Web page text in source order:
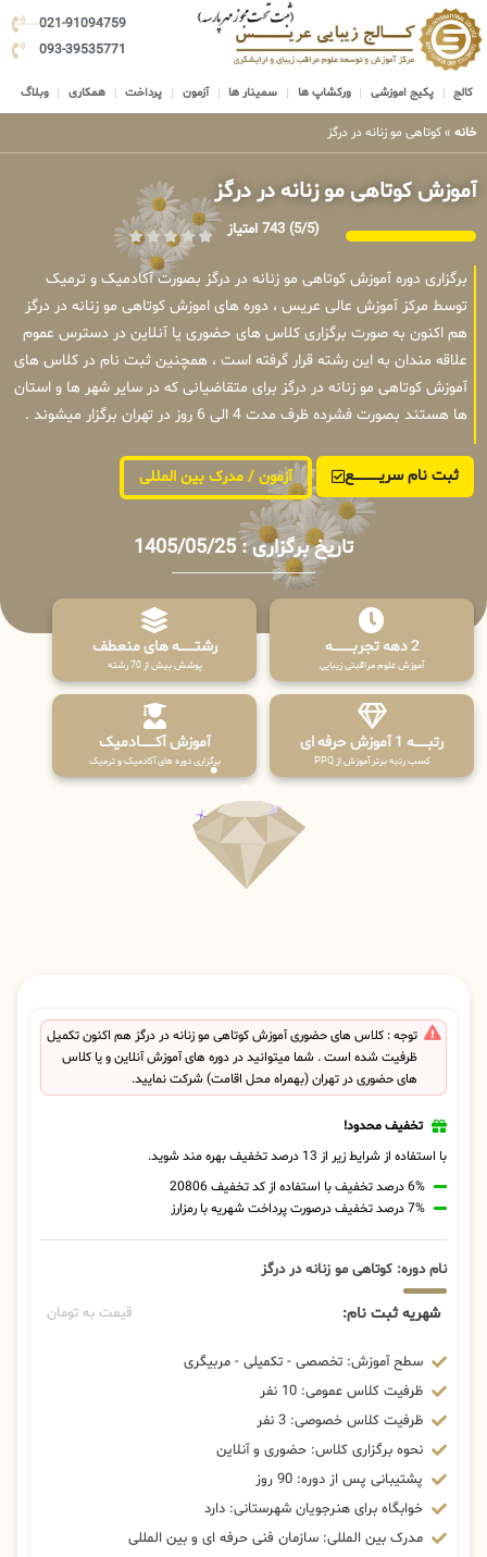
021-91094759
093-39535771
کالج پکیج اموزشی ورکشاپ ها سمینار ها آزمون پرداخت همکاری وبلاگ
خانه» کوتاهی مو زنانه در درگز
آموزش کوتاهی مو زنانه در درگز
743 امتیاز
برگزاری دوره آموزش کوتاهی مو زنانه در درگز بصورت آکادمیک و ترمیک
توسط مرکز آموزش عالی عریس ، دوره های اموزش کوتاهی مو زنانه در درگز
هم اکنون به صورت برگزاری کلاس های حضوری یا آنلاین در دسترس عموم
علاقه مندان به این رشته قرار گرفته است ، همچنین ثبت نام در کلاس های
آموزش کوتاهی مو زنانه در درگز برای متقاضیانی که در سایر شهر ها و استان
ها هستند بصورت فشرده ظرف مدت 4 الی 6 روز در تهران برگزار میشوند .
ثبت نام سریــــــــــــع آزمون / مدرک بین المللی
تاریخ برگزاری : 1405/05/25
آموزش علوم مراقبتی زیبایی
رشتـــــــه های منعطف
پوشش بیش از 70 رشته
رتبــــــه 1 آموزش حرفه ای
کسب رتبه برتر آموزش از PPQ
آموزش آکـــــــادمیک
برگزاری دوره های آکادمیک و ترمیک
توجه : کلاس های حضوری آموزش کوتاهی مو زنانه در درگز هم اکنون تکمیل
ظرفیت شده است . شما میتوانید در دوره های آموزش آنلاین و یا کلاس
های حضوری در تهران (بهمراه محل اقامت) شرکت نمایید.
تخفیف محدود!
با استفاده از شرایط زیر از 13 درصد تخفیف بهره مند شوید.
6% درصد تخفیف با استفاده از کد تخفیف 20806
7% درصد تخفیف درصورت پرداخت شهریه با رمزارز
نام دوره: کوتاهی مو زنانه در درگز
شهریه ثبت نام: قیمت به تومان
سطح آموزش: تخصصی - تکمیلی - مربیگری
ظرفیت کلاس عمومی: 10 نفر
ظرفیت کلاس خصوصی: 3 نفر
نحوه برگزاری کلاس: حضوری و آنلاین
پشتیبانی پس از دوره: 90 روز
خوابگاه برای هنرجویان شهرستانی: دارد
مدرک بین المللی: سازمان فنی حرفه ای و بین المللی